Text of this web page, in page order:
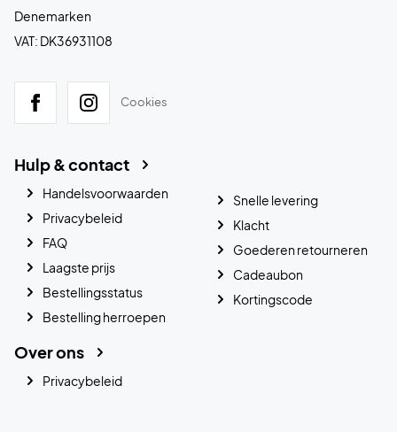
Denemarken
VAT: DK36931108
Cookies
Hulp & contact
Handelsvoorwaarden
Privacybeleid
FAQ
Laagste prijs
Bestellingsstatus
Bestelling herroepen
Snelle levering
Klacht
Goederen retourneren
Cadeaubon
Kortingscode
Over ons
Privacybeleid